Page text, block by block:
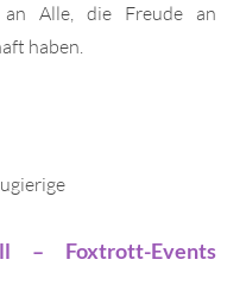
an Alle, die Freude an
haben.
– Foxtrott-Events